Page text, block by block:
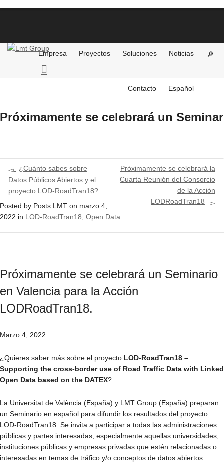
Empresa Proyectos Soluciones Noticias
Contacto Español
Próximamente se celebrará un
¿Cuánto sabes sobre
Datos Públicos Abiertos y el
proyecto LOD-RoadTran18?
Próximamente se celebrará la
Cuarta Reunión del Consorcio
de la Acción
LODRoadTran18
Posted by Posts LMT on marzo 4,
2022 in LOD-RoadTran18 Open Data
Próximamente se celebrará un Seminario
en Valencia para la Acción
LODRoadTran18.
Marzo 4, 2022
¿Quieres saber más sobre el proyecto LOD-RoadTran18 –
Supporting the cross-border use of Road Traffic Data with Linked
Open Data based on the DATEX?
La Universitat de València (España) y LMT Group (España) preparan
un Seminario en español para difundir los resultados del proyecto
LOD-RoadTran18. Se invita a participar a todas las administraciones
públicas y partes interesadas, especialmente aquellas universidades,
instituciones públicas y empresas privadas que estén relacionadas o
interesadas en temas de tráfico y/o conceptos de datos abiertos.